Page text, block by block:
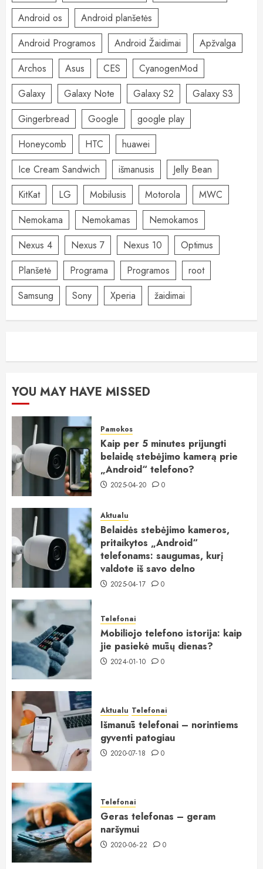
Android os
Android planšetės
Android Programos
Android Žaidimai
Apžvalga
Archos
Asus CES
CyanogenMod
Galaxy
Galaxy Note Galaxy S2
Galaxy S3
Gingerbread
Google
google play
Honeycomb
HTC
huawei
Ice Cream Sandwich
išmanusis
Jelly Bean
KitKat
LG Mobilusis Motorola
MWC
Nemokama
Nemokamas
Nemokamos
Nexus 4
Nexus 7 Nexus 10
Optimus
Planšetė
Programa Programos
root
Samsung
Sony Xperia žaidimai
YOU MAY HAVE MISSED
Pamokos
Kaip per 5 minutes prijungti
belaidę stebėjimo kamerą prie
„Android“ telefono?
2025-04-20 0
Aktualu
Belaidės stebėjimo kameros,
pritaikytos „Android“
telefonams: saugumas, kurį
valdote iš savo delno
2025-04-17 0
Telefonai
Mobiliojo telefono istorija: kaip
jie pasiekė mūsų dienas?
2024-01-10 0
Aktualu Telefonai
Išmanūs telefonai – norintiems
gyventi patogiau
2020-07-18 0
Telefonai
Geras telefonas – geram
naršymui
2020-06-22 0